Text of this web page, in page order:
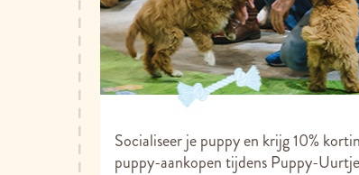
Socialiseer je puppy en krijg 10%
puppy-aankopen tijdens Puppy-